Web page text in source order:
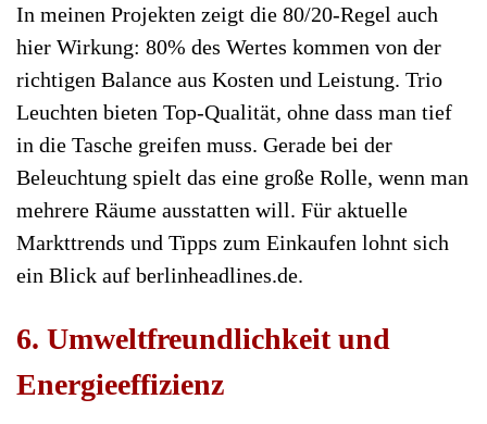
In meinen Projekten zeigt die 80/20-Regel auch
hier Wirkung: 80% des Wertes kommen von der
richtigen Balance aus Kosten und Leistung. Trio
Leuchten bieten Top-Qualität, ohne dass man tief
in die Tasche greifen muss. Gerade bei der
Beleuchtung spielt das eine große Rolle, wenn man
mehrere Räume ausstatten will. Für aktuelle
Markttrends und Tipps zum Einkaufen lohnt sich
ein Blick auf berlinheadlines.de.
6. Umweltfreundlichkeit und
Energieeffizienz